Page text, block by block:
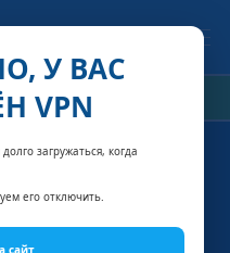
У ВАС
VPN
загружаться, когда
его отключить.
сайт